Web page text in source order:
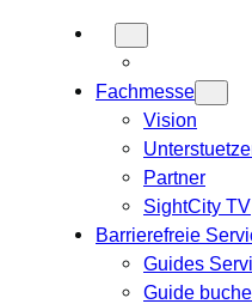
Fachmesse
Vision
Partner
SightCity TV
Barrierefreie
Guides
Guide